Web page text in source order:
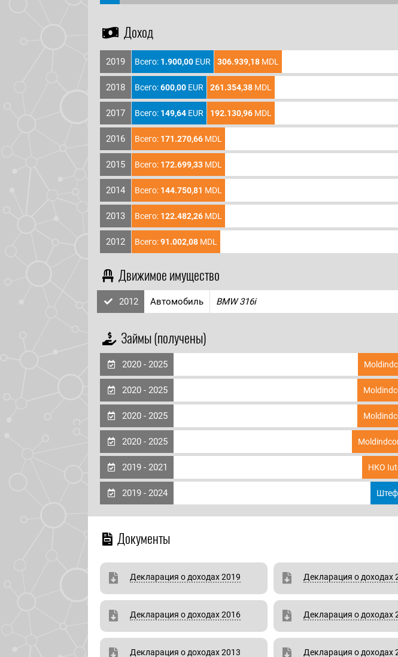
Доход
2019 Всего: 1.900,00 EUR 306.939,18 MDL
2018 Всего:600,00 EUR 261.354,38 MDL
2017 Всего: 149,64 EUR 192.130,96 MDL
2016 Всего: 171.270,66 MDL
2015 Всего: 172.699,33 MDL
2014 Всего: 144.750,81 MDL
2013 Всего: 122.482,26 MDL
2012 Всего:91.002,08 MDL
Движимое имущество
2012 Автомобиль BMW 316i
Займы (получены)
2020 - 2025
2020 - 2025
2020 - 2025
2020 - 2025
2019 - 2021 НКО
2019 - 2024
Документы
Декларация о доходах 2019 Декларация о доходах
Декларация о доходах 2016 Декларация о доходах
Декларация о доходах 2013 Декларация о доходах